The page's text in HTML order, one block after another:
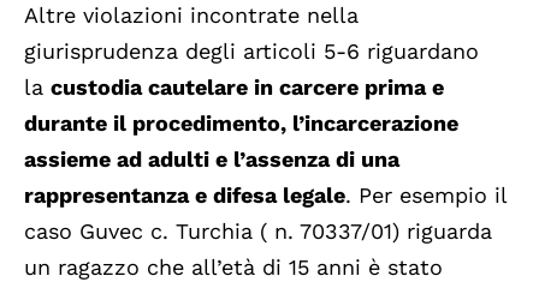
Altre violazioni incontrate nella
giurisprudenza degli articoli 5-6 riguardano
la custodia cautelare in carcere prima e
durante il procedimento, l’incarcerazione
assieme ad adulti e l’assenza di una
rappresentanza e difesa legale. Per esempio il
caso Guvec c. Turchia ( n. 70337/01) riguarda
un ragazzo che all’età di 15 anni è stato